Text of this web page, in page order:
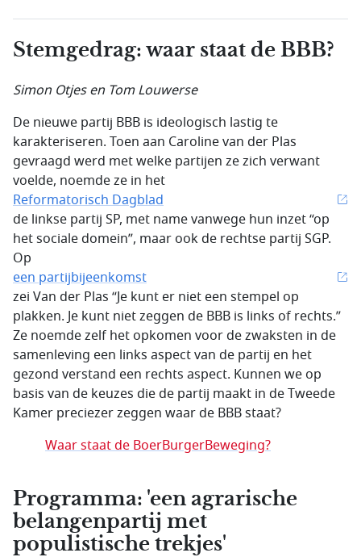
Stemgedrag: waar staat de BBB?
Simon Otjes en Tom Louwerse
De nieuwe partij BBB is ideologisch lastig te
karakteriseren. Toen aan Caroline van der Plas
gevraagd werd met welke partijen ze zich verwant
voelde, noemde ze in het
Reformatorisch Dagblad
de linkse partij SP, met name vanwege hun inzet “op
het sociale domein”, maar ook de rechtse partij SGP.
Op
een partijbijeenkomst
zei Van der Plas “Je kunt er niet een stempel op
plakken. Je kunt niet zeggen de BBB is links of rechts.”
Ze noemde zelf het opkomen voor de zwaksten in de
samenleving een links aspect van de partij en het
gezond verstand een rechts aspect. Kunnen we op
basis van de keuzes die de partij maakt in de Tweede
Kamer preciezer zeggen waar de BBB staat?
Waar staat de BoerBurgerBeweging?
Programma: 'een agrarische
belangenpartij met
populistische trekjes'